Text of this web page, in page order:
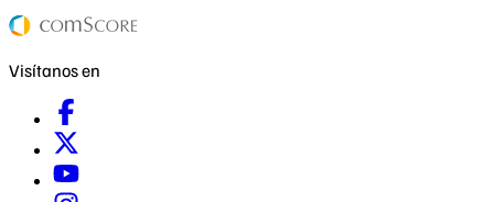
Visítanos en